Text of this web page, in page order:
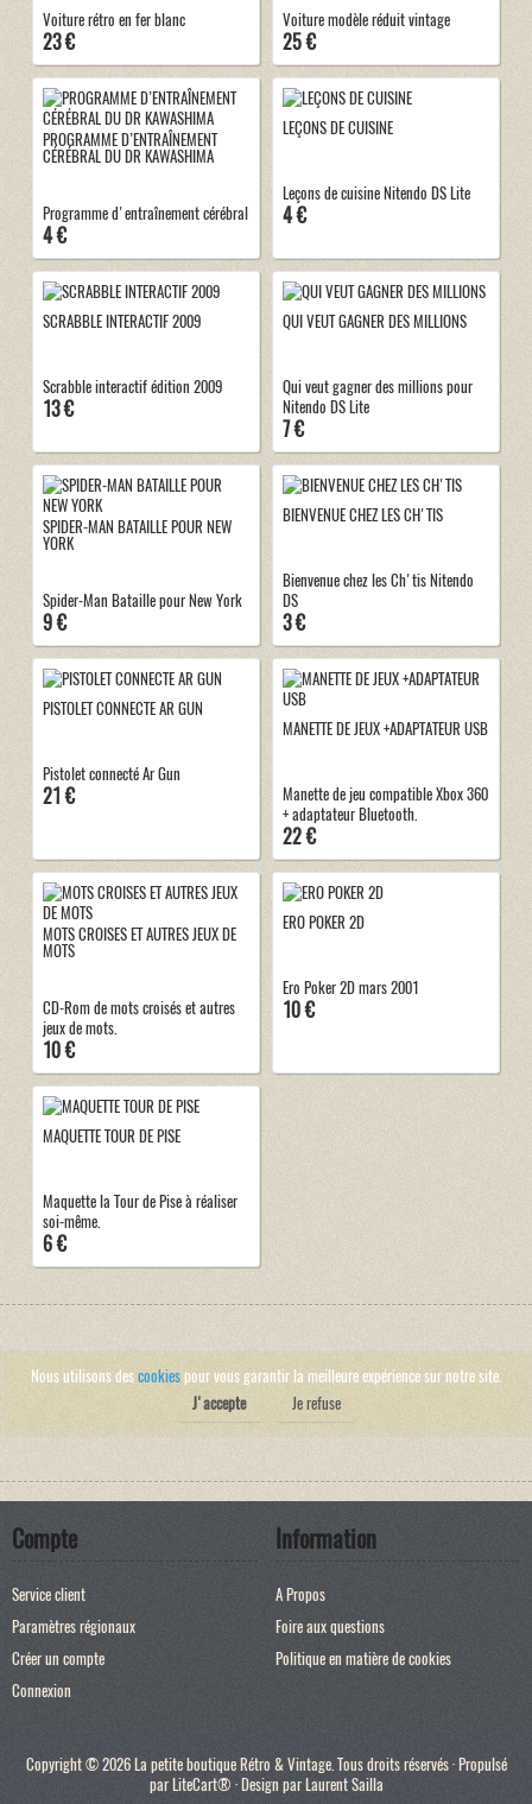
Voiture rétro en fer blanc
23 €
Voiture modèle réduit vintage
25 €
PROGRAMME D’ENTRAÎNEMENT
CÉRÉBRAL DU DR KAWASHIMA
Programme d'entraînement cérébral
4 €
LEÇONS DE CUISINE
Leçons de cuisine Nitendo DS Lite
4 €
SCRABBLE INTERACTIF 2009
Scrabble interactif édition 2009
13 €
QUI VEUT GAGNER DES MILLIONS
Qui veut gagner des millions pour
Nitendo DS Lite
7 €
SPIDER-MAN BATAILLE POUR NEW
YORK
Spider-Man Bataille pour New York
9 €
BIENVENUE CHEZ LES CH'TIS
Bienvenue chez les Ch'tis Nitendo
DS
3 €
PISTOLET CONNECTE AR GUN
Pistolet connecté Ar Gun
21 €
MANETTE DE JEUX +ADAPTATEUR USB
Manette de jeu compatible Xbox 360
+ adaptateur Bluetooth.
22 €
MOTS CROISES ET AUTRES JEUX DE
MOTS
CD-Rom de mots croisés et autres
jeux de mots.
10 €
ERO POKER 2D
Ero Poker 2D mars 2001
10 €
MAQUETTE TOUR DE PISE
Maquette la Tour de Pise à réaliser
soi-même.
6 €
Nous utilisons descookiespour vous garantir la meilleure expérience sur notre site.
J'accepte
Je refuse
Compte
Service client
Paramètres régionaux
Créer un compte
Connexion
Information
A Propos
Foire aux questions
Politique en matière de cookies
Copyright © 2026 La petite boutique Rétro & Vintage. Tous droits réservés · Propulsé
parLiteCart® · Design parLaurent Sailla